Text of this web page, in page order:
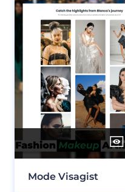
Mode Visagist